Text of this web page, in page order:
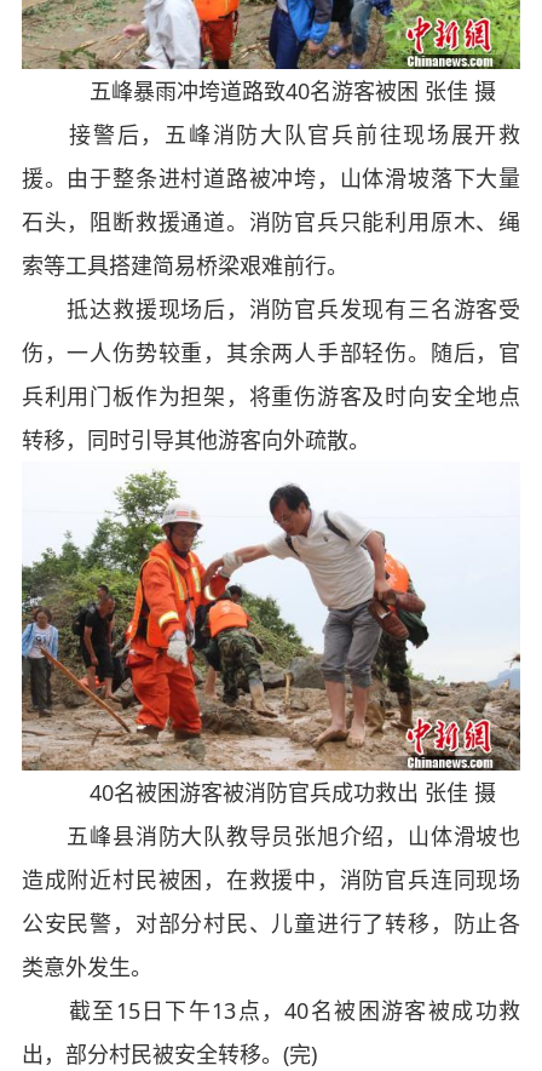
五峰暴雨冲垮道路致40名游客被困 张佳 摄
接警后，五峰消防大队官兵前往现场展开救
援。由于整条进村道路被冲垮，山体滑坡落下大量
石头，阻断救援通道。消防官兵只能利用原木、绳
索等工具搭建简易桥梁艰难前行。
抵达救援现场后，消防官兵发现有三名游客受
伤，一人伤势较重，其余两人手部轻伤。随后，官
兵利用门板作为担架，将重伤游客及时向安全地点
转移，同时引导其他游客向外疏散。
40名被困游客被消防官兵成功救出 张佳 摄
五峰县消防大队教导员张旭介绍，山体滑坡也
造成附近村民被困，在救援中，消防官兵连同现场
公安民警，对部分村民、儿童进行了转移，防止各
类意外发生。
截至15日下午13点，40名被困游客被成功救
出，部分村民被安全转移。(完)